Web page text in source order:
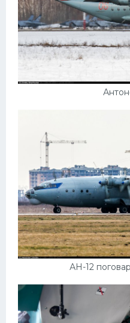
АН-12